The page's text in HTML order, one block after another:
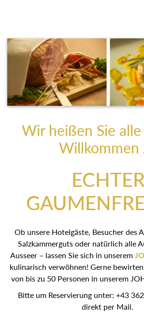
Wir heißen Sie
Willkommen
ECHTER
Ob unsere Hotelgäste, Besucher des
Salzkammerguts oder natürlich alle
Ausseer – lassen Sie sich in
Restaurantkulinarisch verwöhnen!
auch Gruppen von bis zu 50
Bitte um Reservierung unter: +43